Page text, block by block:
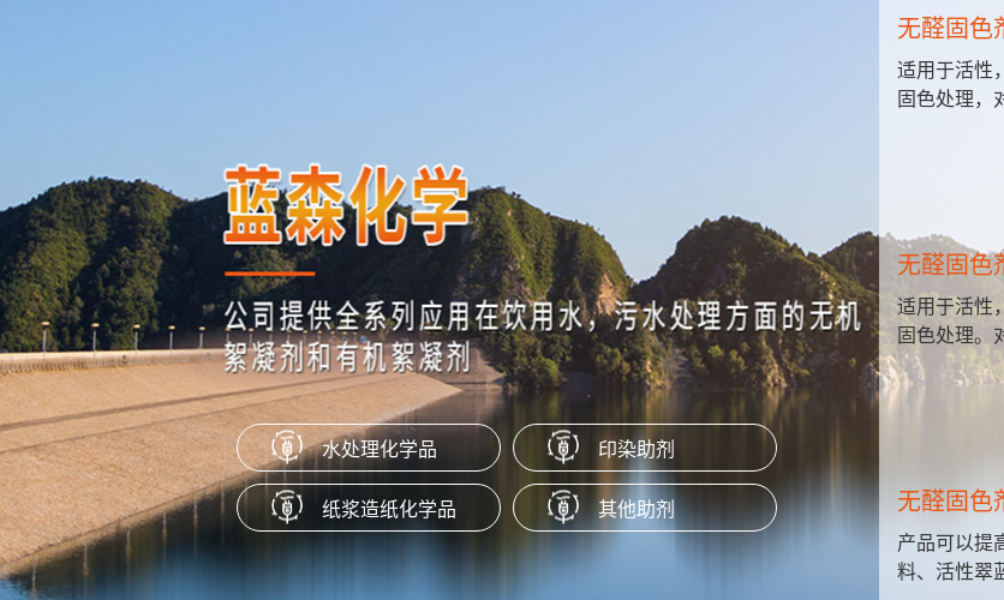
水处理化学品 印染助剂
纸浆造纸化学品 其他助剂
聚胺 LSC 55
本产品为重要的强阳离子聚电解质，水溶性好，
能与水以任意比例混合，无毒无味。性质稳定，
对PH值不敏感，具有抗氯降解作用。此外，还具
有耐高温高压和耐高速剪切等特性。
聚醚消泡剂
该产品为智能嵌段聚醚消泡剂，可以根据需求定
制工业级或食品级。
无醛固色
适用于活性
固色处理，
无醛固色
适用于活性
固色处理。
无醛固色
产品可以提
料、活性翠